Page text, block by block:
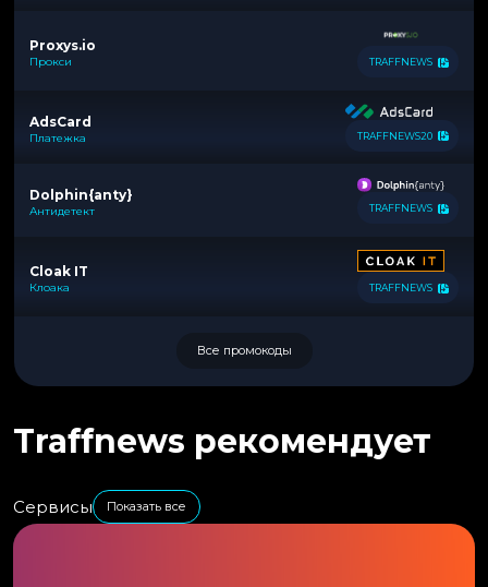
Proxys.io
Прокси TRAFFNEWS
AdsCard
Платежка TRAFFNEWS20
Dolphin{anty}
Антидетект TRAFFNEWS
Cloak IT
Клоака TRAFFNEWS
Все промокоды
Traffnews рекомендует
Сервисы Показать все